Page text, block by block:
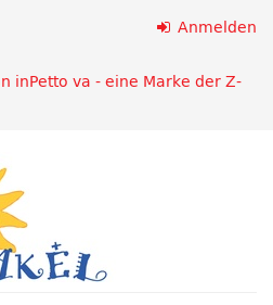
Anmelden
inPetto va - eine Marke der Z-